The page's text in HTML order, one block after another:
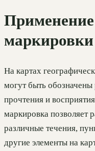
На картах
могут быть
прочтения и
маркировка позволяет
различные течения,
другие элементы на